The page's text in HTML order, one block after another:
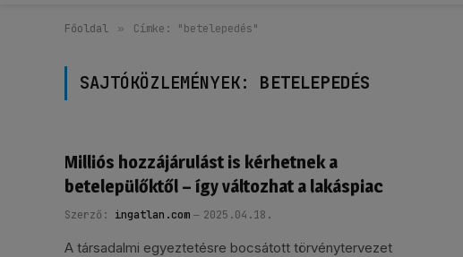
Főoldal » Címke: "betelepedés"
SAJTÓKÖZLEMÉNYEK: BETELEPEDÉS
Milliós hozzájárulást is kérhetnek a
betelepülőktől – így változhat a lakáspiac
Szerző: ingatlan.com 2025.04.18.
A társadalmi egyeztetésre bocsátott törvénytervezet